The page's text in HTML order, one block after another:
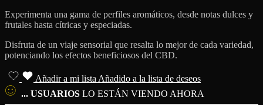
Experimenta una gama de perfiles aromáticos, desde notas dulces y
frutales hasta cítricas y especiadas.
Disfruta de un viaje sensorial que resalta lo mejor de cada variedad,
potenciando los efectos beneficiosos del CBD.
Añadir a mi lista Añadido a la lista de deseos
... USUARIOS LO ESTÁN VIENDO AHORA